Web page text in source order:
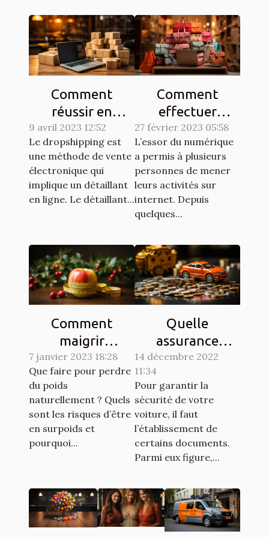
Comment
réussir en
dropshipping ?
9 avril 2023 12:52
Le dropshipping est
une méthode de vente
électronique qui
implique un détaillant
en ligne. Le détaillant...
Comment
effectuer
efficacement
des achats en
ligne ?
27 février 2023 05:58
L’essor du numérique
a permis à plusieurs
personnes de mener
leurs activités sur
internet. Depuis
quelques...
Comment
maigrir
naturellement ?
7 janvier 2023 18:28
Que faire pour perdre
du poids
naturellement ? Quels
sont les risques d’être
en surpoids et
pourquoi...
Quelle
assurance
choisir pour son
14 décembre 2022
11:34
Pour garantir la
sécurité de votre
voiture, il faut
l’établissement de
certains documents.
Parmi eux figure,...